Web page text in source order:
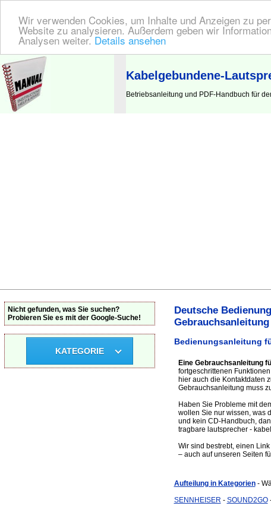
Wir verwenden Cookies, um Inhalte und Anzeigen zu
Website zu analysieren. Außerdem geben wir
Analysen weiter. Details ansehen
BEDIENUNGSANLEITUNG | Hier finden Sie die deutsche Anleitung!
Kabelgebundene-
Betriebsanleitung und PDF-Handbuch für
Deutsche
Gebrauchsanleitung
Bedienungsanleitung
Eine Gebrauchsanleitung
fortgeschrittenen
hier auch die Kontaktdaten
Gebrauchsanleitung muss
Haben Sie Probleme mit
wollen Sie nur wissen, was
und kein CD-Handbuch,
tragbare lautsprecher -
Wir sind bestrebt, einen
– auch auf unseren Seiten
Aufteilung in Kategorien -
SENNHEISER - SOUND2GO
Nicht gefunden, was Sie suchen?
Probieren Sie es mit der Google-Suche!
KATEGORIE